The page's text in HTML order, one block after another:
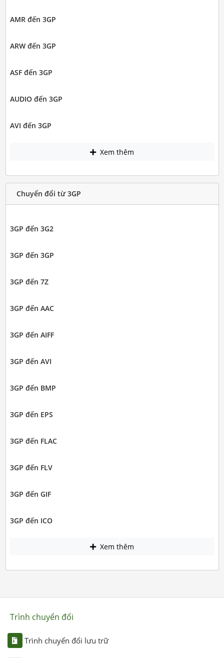
AMR đến 3GP
ARW đến 3GP
ASF đến 3GP
AUDIO đến 3GP
AVI đến 3GP
Xem thêm
Chuyển đổi từ 3GP
3GP đến 3G2
3GP đến 3GP
3GP đến 7Z
3GP đến AAC
3GP đến AIFF
3GP đến AVI
3GP đến BMP
3GP đến EPS
3GP đến FLAC
3GP đến FLV
3GP đến GIF
3GP đến ICO
Xem thêm
Trình chuyển đổi
Trình chuyển đổi lưu trữ